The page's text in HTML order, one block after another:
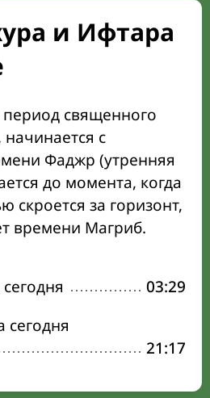
и Ифтара
священного
с
Фаджр (утренняя
до момента, когда
скроется за горизонт,
времени Магриб.
03:29
21:17